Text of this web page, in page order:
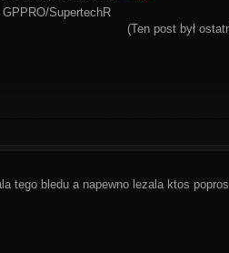
SupertechR
(Ten post był
tego bledu a napewno lezala ktos